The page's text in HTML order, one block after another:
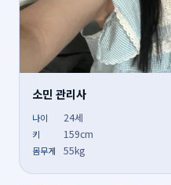
소민 관리사
나이 24세
키 159cm
몸무게 55kg